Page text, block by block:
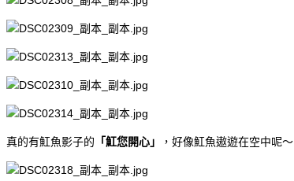
真的有魟魚影子的 「魟您開心」 ，好像魟魚遨遊在空中呢～